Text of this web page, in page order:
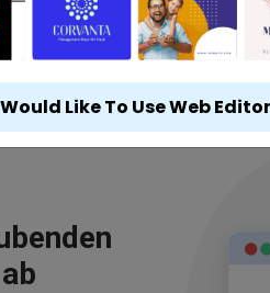
Like To Use Web